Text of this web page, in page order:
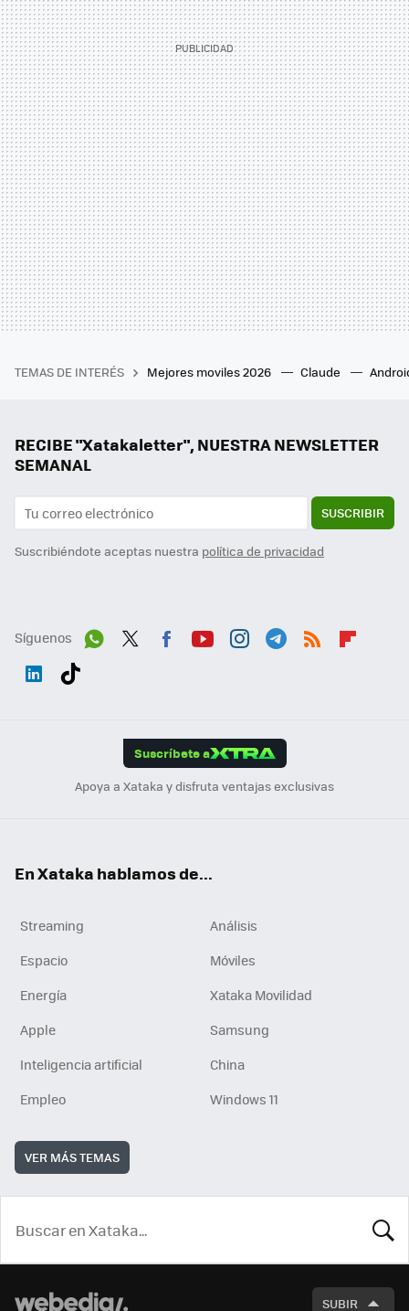
TEMAS DE INTERÉS Mejores moviles 2026 Claude
RECIBE "Xatakaletter", NUESTRA NEWSLETTER
SEMANAL
SUSCRIBIR
Suscribiéndote aceptas nuestra política de privacidad
Síguenos
Suscríbete a
Apoya a Xataka y disfruta ventajas exclusivas
En Xataka hablamos de...
Streaming
Análisis
Espacio
Móviles
Energía
Xataka Movilidad
Apple
Samsung
Inteligencia artificial
China
Empleo
Windows 11
VER MÁS TEMAS
SUBIR